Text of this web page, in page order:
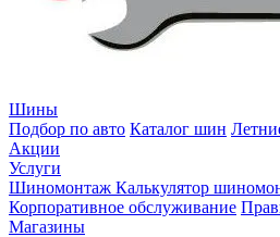
Шины
Подбор по авто Каталог шин
Акции
Услуги
Шиномонтаж Калькулятор
Корпоративное обслуживание
Магазины